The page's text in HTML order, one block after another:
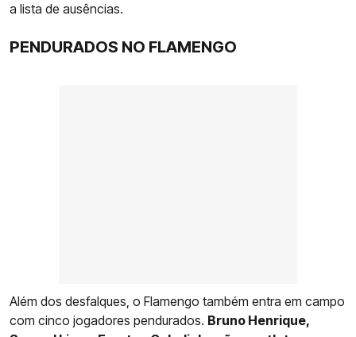
a lista de ausências.
PENDURADOS NO FLAMENGO
Além dos desfalques, o Flamengo também entra em campo
com cinco jogadores pendurados. Bruno Henrique,